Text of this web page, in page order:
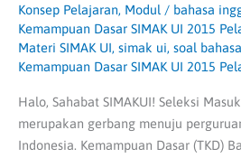
Konsep Pelajaran, Modul / bahasa
Kemampuan Dasar SIMAK UI 2015
Materi SIMAK UI, simak ui, soal
Kemampuan Dasar SIMAK UI 2015
Halo, Sahabat SIMAKUI! Seleksi
merupakan gerbang menuju
Indonesia. Kemampuan Dasar (TKD)